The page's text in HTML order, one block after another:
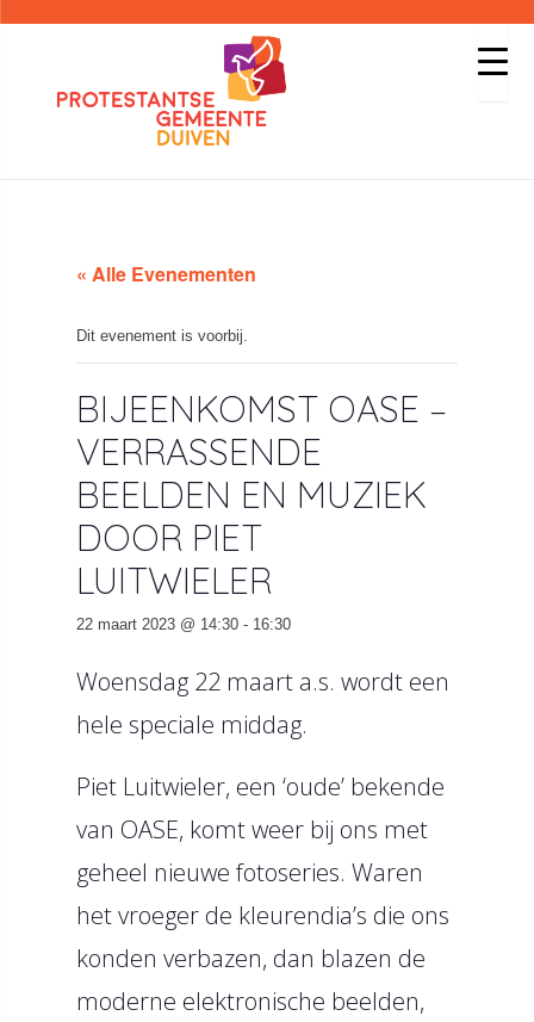
« Alle Evenementen
Dit evenement is voorbij.
BIJEENKOMST OASE –
VERRASSENDE
BEELDEN EN MUZIEK
DOOR PIET
LUITWIELER
22 maart 2023 @ 14:30 - 16:30
Woensdag 22 maart a.s. wordt een
hele speciale middag.
Piet Luitwieler, een ‘oude’ bekende
van OASE, komt weer bij ons met
geheel nieuwe fotoseries. Waren
het vroeger de kleurendia’s die ons
konden verbazen, dan blazen de
moderne elektronische beelden,